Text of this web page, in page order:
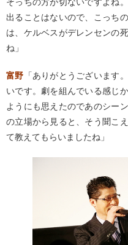
出ることはないので、こっち
は、ケルベスがデレンセンの
ね」
富野 「ありがとうございます
いです。劇を組んでいる感じ
ようにも思えたのであのシー
の立場から見ると、そう聞こ
て教えてもらいましたね」